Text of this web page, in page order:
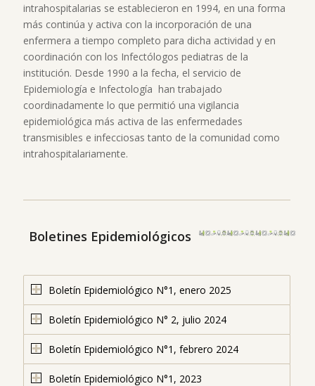
intrahospitalarias se establecieron en 1994, en una forma
más continúa y activa con la incorporación de una
enfermera a tiempo completo para dicha actividad y en
coordinación con los Infectólogos pediatras de la
institución. Desde 1990 a la fecha, el servicio de
Epidemiología e Infectología han trabajado
coordinadamente lo que permitió una vigilancia
epidemiológica más activa de las enfermedades
transmisibles e infecciosas tanto de la comunidad como
intrahospitalariamente.
Boletines Epidemiológicos
Boletín Epidemiológico N°1, enero 2025
Boletín Epidemiológico N° 2, julio 2024
Boletín Epidemiológico N°1, febrero 2024
Boletín Epidemiológico N°1, 2023